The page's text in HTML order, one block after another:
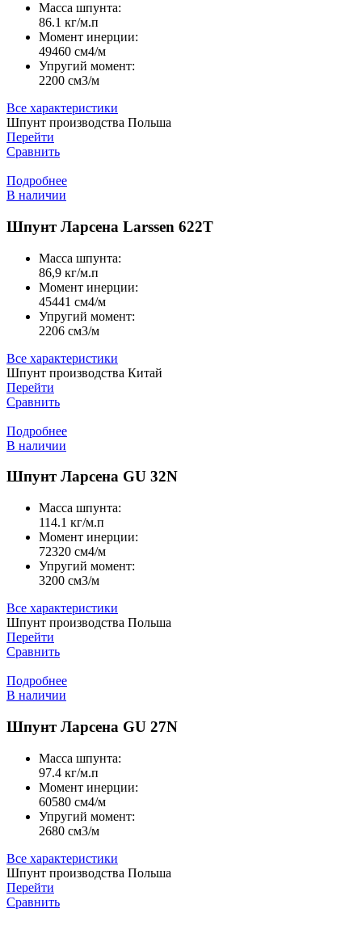
Масса шпунта:
86.1 кг/м.п
Момент инерции:
49460 cм4/м
Упругий момент:
2200 cм3/м
Все характеристики
Шпунт производства Польша
Перейти
Сравнить
Подробнее
В наличии
Шпунт Ларсена Larssen 622T
Масса шпунта:
86,9 кг/м.п
Момент инерции:
45441 cм4/м
Упругий момент:
2206 cм3/м
Все характеристики
Шпунт производства Китай
Перейти
Сравнить
Подробнее
В наличии
Шпунт Ларсена GU 32N
Масса шпунта:
114.1 кг/м.п
Момент инерции:
72320 cм4/м
Упругий момент:
3200 cм3/м
Все характеристики
Шпунт производства Польша
Перейти
Сравнить
Подробнее
В наличии
Шпунт Ларсена GU 27N
Масса шпунта:
97.4 кг/м.п
Момент инерции:
60580 cм4/м
Упругий момент:
2680 cм3/м
Все характеристики
Шпунт производства Польша
Перейти
Сравнить